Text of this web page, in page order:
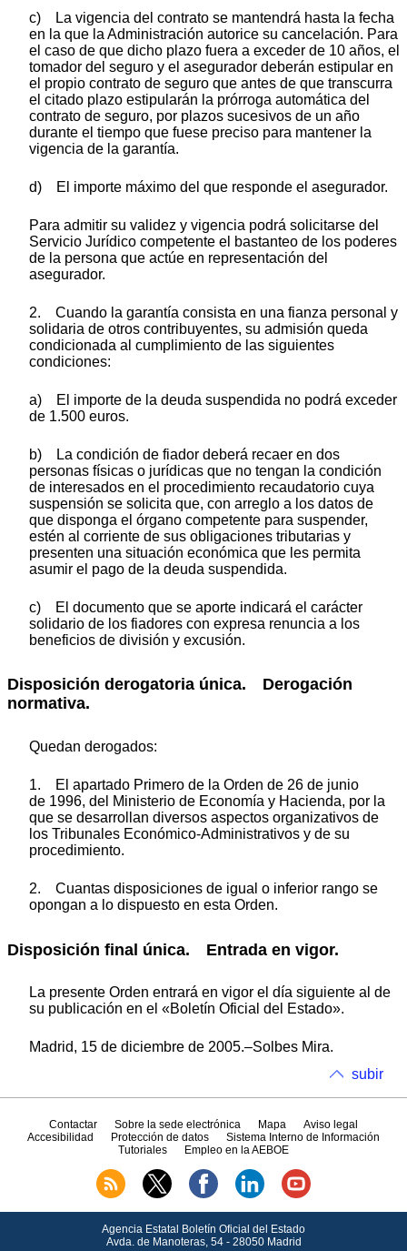
c) La vigencia del contrato se mantendrá hasta la fecha
en la que la Administración autorice su cancelación. Para
el caso de que dicho plazo fuera a exceder de 10 años, el
tomador del seguro y el asegurador deberán estipular en
el propio contrato de seguro que antes de que transcurra
el citado plazo estipularán la prórroga automática del
contrato de seguro, por plazos sucesivos de un año
durante el tiempo que fuese preciso para mantener la
vigencia de la garantía.
d) El importe máximo del que responde el asegurador.
Para admitir su validez y vigencia podrá solicitarse del
Servicio Jurídico competente el bastanteo de los poderes
de la persona que actúe en representación del
asegurador.
2. Cuando la garantía consista en una fianza personal y
solidaria de otros contribuyentes, su admisión queda
condicionada al cumplimiento de las siguientes
condiciones:
a) El importe de la deuda suspendida no podrá exceder
de 1.500 euros.
b) La condición de fiador deberá recaer en dos
personas físicas o jurídicas que no tengan la condición
de interesados en el procedimiento recaudatorio cuya
suspensión se solicita que, con arreglo a los datos de
que disponga el órgano competente para suspender,
estén al corriente de sus obligaciones tributarias y
presenten una situación económica que les permita
asumir el pago de la deuda suspendida.
c) El documento que se aporte indicará el carácter
solidario de los fiadores con expresa renuncia a los
beneficios de división y excusión.
Disposición derogatoria única. Derogación
normativa.
Quedan derogados:
1. El apartado Primero de la Orden de 26 de junio
de 1996, del Ministerio de Economía y Hacienda, por la
que se desarrollan diversos aspectos organizativos de
los Tribunales Económico-Administrativos y de su
procedimiento.
2. Cuantas disposiciones de igual o inferior rango se
opongan a lo dispuesto en esta Orden.
Disposición final única. Entrada en vigor.
La presente Orden entrará en vigor el día siguiente al de
su publicación en el «Boletín Oficial del Estado».
Madrid, 15 de diciembre de 2005.–Solbes Mira.
subir
Contactar Sobre la sede electrónica Mapa
Aviso legal
Accesibilidad
Protección de datos
Sistema Interno de Información
Tutoriales
Empleo en la AEBOE
Agencia Estatal Boletín Oficial del Estado
Avda.de Manoteras, 54 - 28050 Madrid